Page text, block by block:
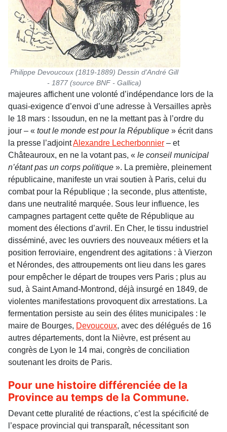
Philippe Devoucoux (1819-1889) Dessin d'André Gill
- 1877 (source BNF - Gallica)
majeures affichent une volonté d’indépendance lors de la
quasi-exigence d’envoi d’une adresse à Versailles après
le 18 mars : Issoudun, en ne la mettant pas à l’ordre du
jour – « tout le monde est pour la République » écrit dans
la presse l’adjointAlexandre Lecherbonnier – et
Châteauroux, en ne la votant pas, « le conseil municipal
n’étant pas un corps politique ». La première, pleinement
républicaine, manifeste un vrai soutien à Paris, celui du
combat pour la République ; la seconde, plus attentiste,
dans une neutralité marquée. Sous leur influence, les
campagnes partagent cette quête de République au
moment des élections d’avril. En Cher, le tissu industriel
disséminé, avec les ouvriers des nouveaux métiers et la
position ferroviaire, engendrent des agitations : à Vierzon
et Nérondes, des attroupements ont lieu dans les gares
pour empêcher le départ de troupes vers Paris ; plus au
sud, à Saint Amand-Montrond, déjà insurgé en 1849, de
violentes manifestations provoquent dix arrestations. La
fermentation persiste au sein des élites municipales : le
maire de Bourges, Devoucoux, avec des délégués de 16
autres départements, dont la Nièvre, est présent au
congrès de Lyon le 14 mai, congrès de conciliation
soutenant les droits de Paris.
Pour une histoire différenciée de la
Province au temps de la Commune.
Devant cette pluralité de réactions, c’est la spécificité de
l’espace provincial qui transparaît, nécessitant son